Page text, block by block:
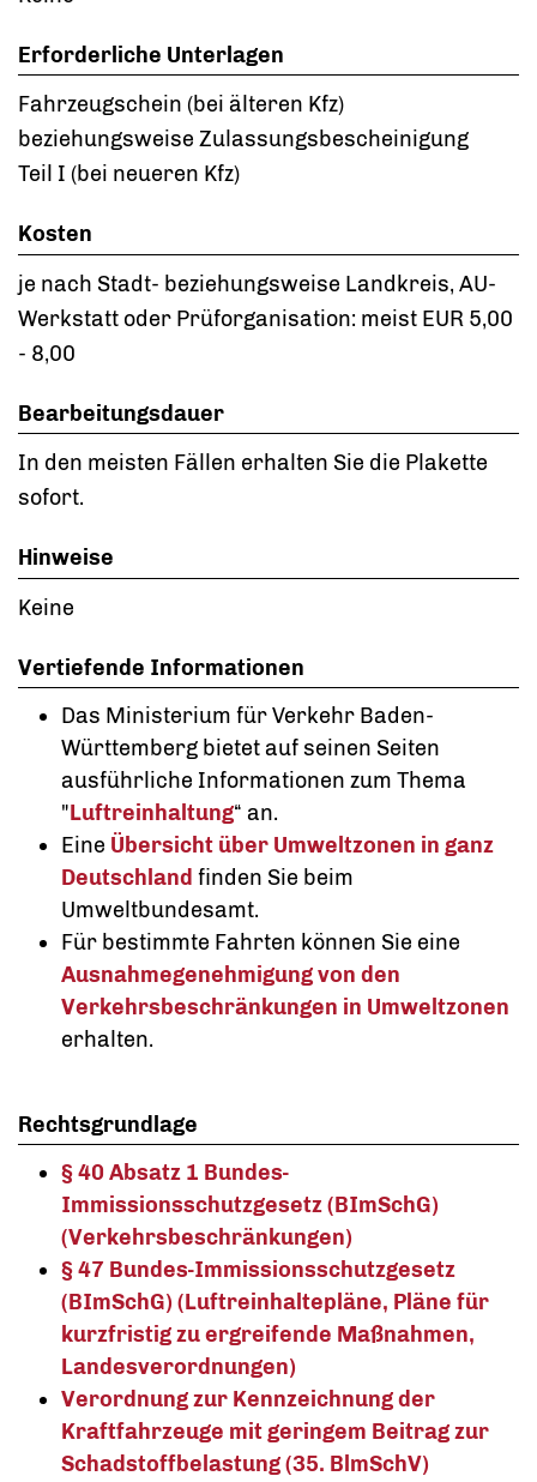
Erforderliche Unterlagen
Fahrzeugschein (bei älteren Kfz)
beziehungsweise Zulassungsbescheinigung
Teil I (bei neueren Kfz)
Kosten
je nach Stadt- beziehungsweise Landkreis, AU-
Werkstatt oder Prüforganisation: meist EUR 5,00
- 8,00
Bearbeitungsdauer
In den meisten Fällen erhalten Sie die Plakette
sofort.
Hinweise
Keine
Vertiefende Informationen
Das Ministerium für Verkehr Baden-
Württemberg bietet auf seinen Seiten
ausführliche Informationen zum Thema
"Luftreinhaltung“ an.
Eine Übersicht über Umweltzonen in ganz
Deutschland finden Sie beim
Umweltbundesamt.
Für bestimmte Fahrten können Sie eine
Ausnahmegenehmigung von den
Verkehrsbeschränkungen in Umweltzonen
erhalten.
Rechtsgrundlage
§ 40 Absatz 1 Bundes-
Immissionsschutzgesetz (BImSchG)
(Verkehrsbeschränkungen)
§ 47 Bundes-Immissionsschutzgesetz
(BImSchG) (Luftreinhaltepläne, Pläne für
kurzfristig zu ergreifende Maßnahmen,
Landesverordnungen)
Verordnung zur Kennzeichnung der
Kraftfahrzeuge mit geringem Beitrag zur
Schadstoffbelastung (35. BlmSchV)